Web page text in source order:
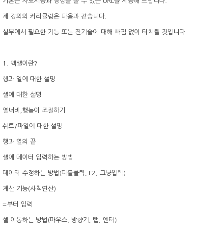
제 강의의 커리큘럼은 다음과 같습니다.
실무에서 필요한 기능 또는 잔기술에 대해 빠짐 없이 터치될 것입니다.
1. 엑셀이란?
행과 열에 대한 설명
셀에 대한 설명
열너비,행높이 조절하기
쉬트/파일에 대한 설명
행과 열의 끝
셀에 데이터 입력하는 방법
데이터 수정하는 방법(더블클릭, F2, 그냥입력)
계산 기능(사칙연산)
=부터 입력
셀 이동하는 방법(마우스, 방향키, 탭, 엔터)